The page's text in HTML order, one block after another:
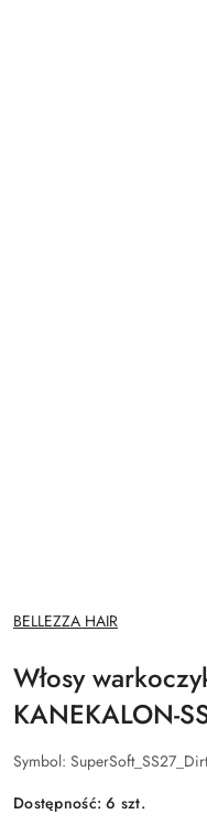
NAZWA
PRODUCENTA:
BELLEZZA HAIR
Włosy
KANEKALON-
Symbol:
Dostępność:6 szt.